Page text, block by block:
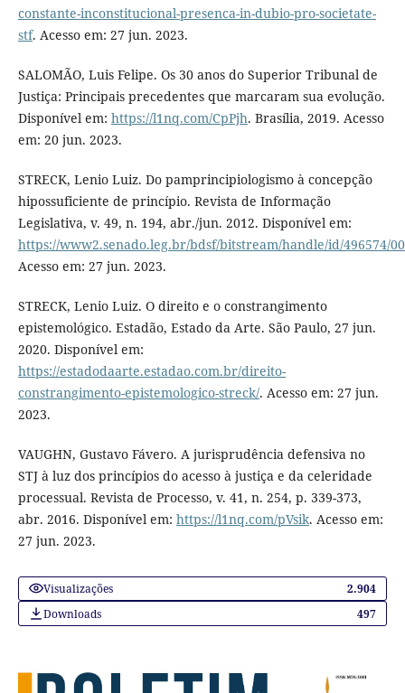
constante-inconstitucional-presenca-in-dubio-pro-societate-
stf. Acesso em: 27 jun. 2023.
SALOMÃO, Luis Felipe. Os 30 anos do Superior Tribunal de
Justiça: Principais precedentes que marcaram sua evolução.
Disponível em: https://l1nq.com/CpPjh. Brasília, 2019. Acesso
em: 20 jun. 2023.
STRECK, Lenio Luiz. Do pamprincipiologismo à concepção
hipossuficiente de princípio. Revista de Informação
Legislativa, v. 49, n. 194, abr./jun. 2012. Disponível em:
https://www2.senado.leg.br/bdsf/bitstream/handle/id/496574/
Acesso em: 27 jun. 2023.
STRECK, Lenio Luiz. O direito e o constrangimento
epistemológico. Estadão, Estado da Arte. São Paulo, 27 jun.
2020. Disponível em:
https://estadodaarte.estadao.com.br/direito-
constrangimento-epistemologico-streck/. Acesso em: 27 jun.
2023.
VAUGHN, Gustavo Fávero. A jurisprudência defensiva no
STJ à luz dos princípios do acesso à justiça e da celeridade
processual. Revista de Processo, v. 41, n. 254, p. 339-373,
abr. 2016. Disponível em: https://l1nq.com/pVsik. Acesso em:
27 jun. 2023.
Visualizações
2.904
Downloads
497